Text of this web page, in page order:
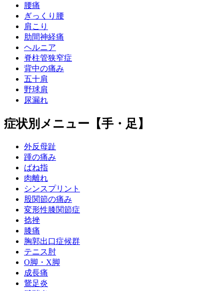
腰痛
ぎっくり腰
肩こり
肋間神経痛
ヘルニア
脊柱管狭窄症
背中の痛み
五十肩
野球肩
尿漏れ
症状別メニュー【手・足】
外反母趾
踵の痛み
ばね指
肉離れ
シンスプリント
股関節の痛み
変形性膝関節症
捻挫
膝痛
胸郭出口症候群
テニス肘
О脚・X脚
成長痛
鵞足炎